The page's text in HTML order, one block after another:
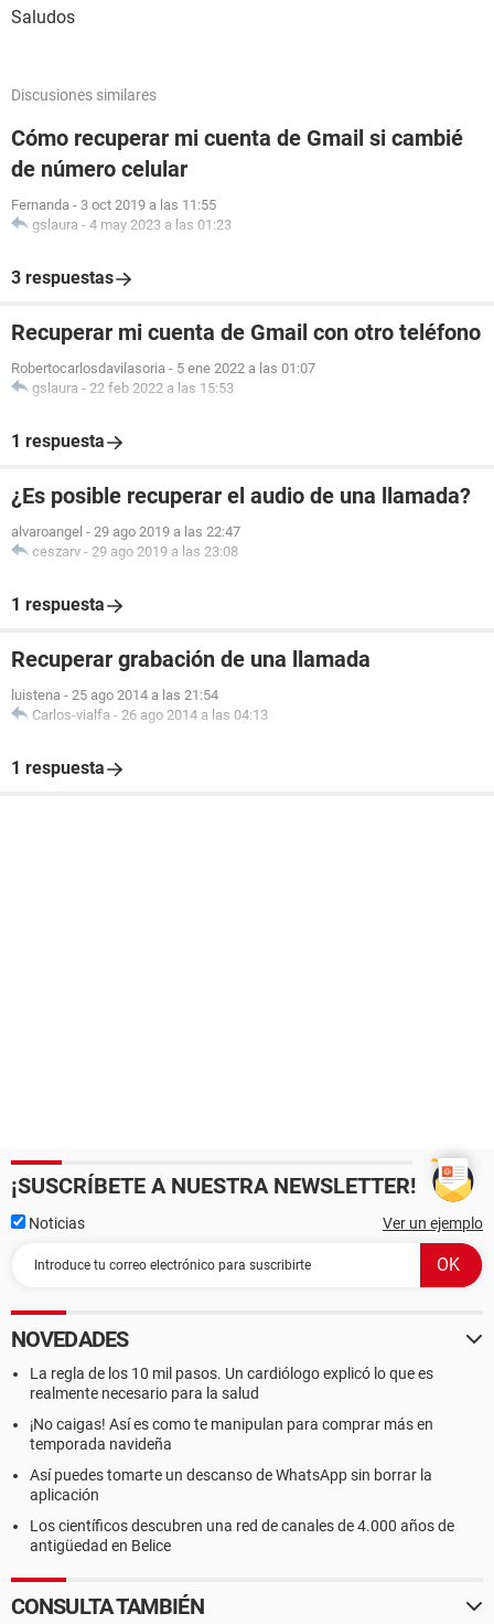
Saludos
Discusiones similares
Cómo recuperar mi cuenta de Gmail si cambié
de número celular
Fernanda - 3 oct 2019 a las 11:55
gslaura - 4 may 2023 a las 01:23
3 respuestas
Recuperar mi cuenta de Gmail con otro teléfono
Robertocarlosdavilasoria - 5 ene 2022 a las 01:07
gslaura - 22 feb 2022 a las 15:53
1 respuesta
¿Es posible recuperar el audio de una llamada?
alvaroangel - 29 ago 2019 a las 22:47
ceszarv - 29 ago 2019 a las 23:08
1 respuesta
Recuperar grabación de una llamada
luistena - 25 ago 2014 a las 21:54
Carlos-vialfa - 26 ago 2014 a las 04:13
1 respuesta
¡SUSCRÍBETE A NUESTRA NEWSLETTER!
Noticias Ver un ejemplo
NOVEDADES
La regla de los 10 mil pasos. Un cardiólogo explicó lo que es
realmente necesario para la salud
¡No caigas! Así es como te manipulan para comprar más en
temporada navideña
Así puedes tomarte un descanso de WhatsApp sin borrar la
aplicación
Los científicos descubren una red de canales de 4.000 años de
antigüedad en Belice
CONSULTA TAMBIÉN